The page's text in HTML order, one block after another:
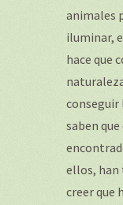
animales
iluminar,
hace que
conseguir
saben
ellos, han
creer que